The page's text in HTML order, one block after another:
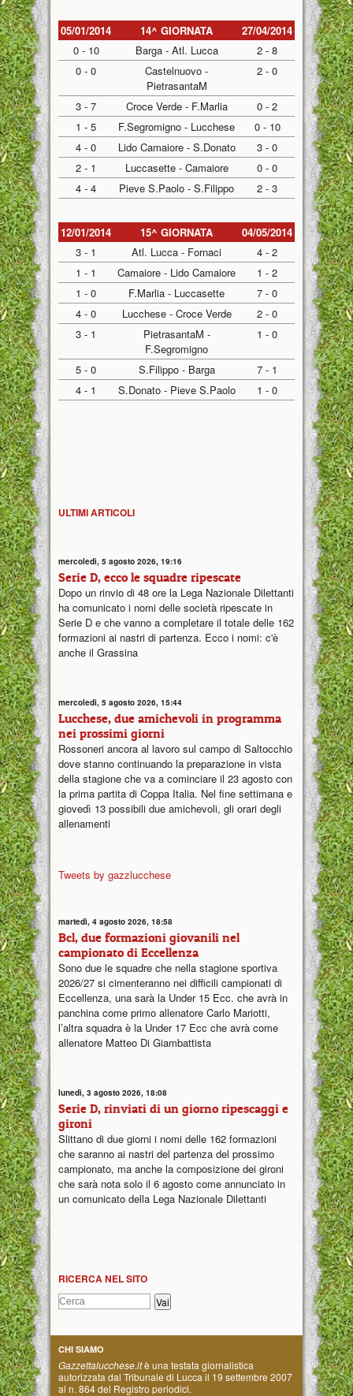
05/01/2014 14^ GIORNATA
27/04/2014
0 - 10
Barga - Atl. Lucca
2 - 8
0 - 0
Castelnuovo -
PietrasantaM
2 - 0
3 - 7 Croce Verde - F.Marlia
0 - 2
1 - 5
F.Segromigno - Lucchese
0 - 10
4 - 0
Lido Camaiore - S.Donato
3 - 0
2 - 1
Luccasette - Camaiore
0 - 0
4 - 4
Pieve S.Paolo - S.Filippo 2 - 3
12/01/2014 15^ GIORNATA
04/05/2014
3 - 1
Atl. Lucca - Fornaci
4 - 2
1 - 1
Camaiore - Lido Camaiore
1 - 2
1 - 0
F.Marlia - Luccasette
7 - 0
4 - 0
Lucchese - Croce Verde
2 - 0
3 - 1
PietrasantaM -
F.Segromigno
1 - 0
5 - 0 S.Filippo - Barga
7 - 1
4 - 1
S.Donato - Pieve S.Paolo 1 - 0
ULTIMI ARTICOLI
mercoledì, 5 agosto 2026, 19:16
Serie D, ecco le squadre ripescate
Dopo un rinvio di 48 ore la Lega Nazionale Dilettanti
ha comunicato i nomi delle società ripescate in
Serie D e che vanno a completare il totale delle 162
formazioni ai nastri di partenza. Ecco i nomi: c'è
anche il Grassina
mercoledì, 5 agosto 2026, 15:44
Lucchese, due amichevoli in programma
nei prossimi giorni
Rossoneri ancora al lavoro sul campo di Saltocchio
dove stanno continuando la preparazione in vista
della stagione che va a cominciare il 23 agosto con
la prima partita di Coppa Italia. Nel fine settimana e
giovedì 13 possibili due amichevoli, gli orari degli
allenamenti
Tweets by gazzlucchese
martedì, 4 agosto 2026, 18:58
Bcl, due formazioni giovanili nel
campionato di Eccellenza
Sono due le squadre che nella stagione sportiva
2026/27 si cimenteranno nei difficili campionati di
Eccellenza, una sarà la Under 15 Ecc. che avrà in
panchina come primo allenatore Carlo Mariotti,
l’altra squadra è la Under 17 Ecc che avrà come
allenatore Matteo Di Giambattista
lunedì, 3 agosto 2026, 18:08
Serie D, rinviati di un giorno ripescaggi e
gironi
Slittano di due giorni i nomi delle 162 formazioni
che saranno ai nastri del partenza del prossimo
campionato, ma anche la composizione dei gironi
che sarà nota solo il 6 agosto come annunciato in
un comunicato della Lega Nazionale Dilettanti
RICERCA NEL SITO
CHI SIAMO
Gazzettalucchese.itè una testata giornalistica
autorizzata dal Tribunale di Lucca il 19 settembre 2007
al n. 864 del Registro periodici.